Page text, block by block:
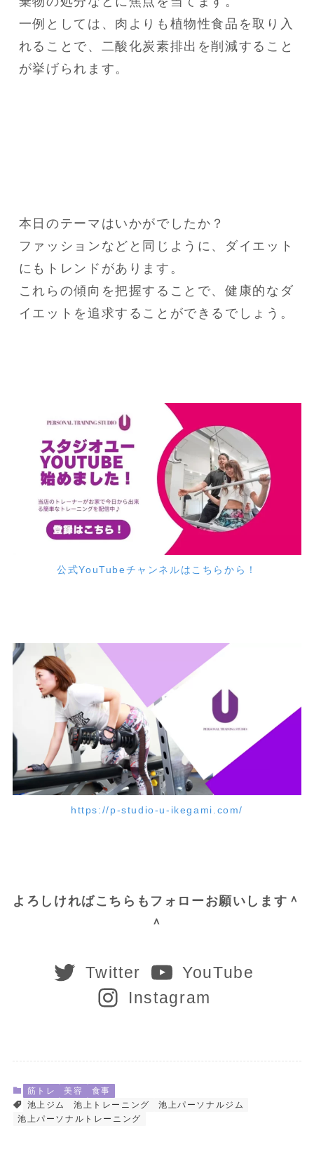
一例としては、肉よりも植物性食品を取り入
れることで、二酸化炭素排出を削減すること
が挙げられます。
本日のテーマはいかがでしたか？
ファッションなどと同じように、ダイエット
にもトレンドがあります。
これらの傾向を把握することで、健康的なダ
イエットを追求することができるでしょう。
公式YouTubeチャンネルはこちらから！
https://p-studio-u-ikegami.com/
よろしければこちらもフォローお願いします＾
＾
Twitter
YouTube
Instagram
筋トレ 美容
食事
池上ジム
池上トレーニング
池上パーソナルジム
池上パーソナルトレーニング